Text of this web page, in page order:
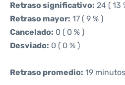
Retraso significativo: 24 ( 13
Retraso mayor: 17 ( 9 % )
Cancelado: 0 ( 0 % )
Desviado: 0 ( 0 % )
Retraso promedio: 19